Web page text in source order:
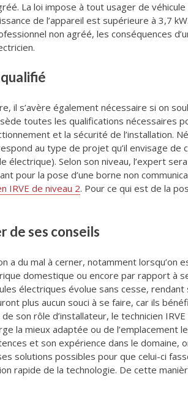
La loi impose à tout usager de
de l’appareil est supérieure à 3,7
non agréé, les conséquences
il s’avère également nécessaire si on
toutes les qualifications nécessaires
et la sécurité de l’installation.
au type de projet qu’il envisage
Selon son niveau, l’expert
pour la pose d’une borne non
IRVE de niveau 2. Pour ce qui est de la
de ses conseils
a du mal à cerner, notamment lorsqu’on
domestique ou encore par rapport à
électriques évolue sans cesse,
plus aucun souci à se faire, car ils
son rôle d’installateur, le technicien
la mieux adaptée ou de l’emplacement
et son expérience dans le domaine,
solutions possibles pour que celui-ci
rapide de la technologie. De cette